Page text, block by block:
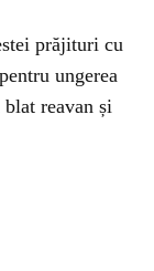
prăjituri cu
ungerea
reavan și